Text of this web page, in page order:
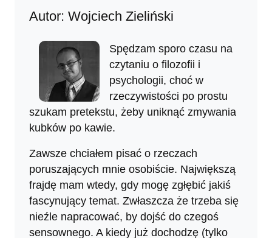
Autor: Wojciech Zieliński
Spędzam sporo czasu na
czytaniu o filozofii i
psychologii, choć w
rzeczywistości po prostu
szukam pretekstu, żeby uniknąć zmywania
kubków po kawie.
Zawsze chciałem pisać o rzeczach
poruszających mnie osobiście. Największą
frajdę mam wtedy, gdy mogę zgłębić jakiś
fascynujący temat. Zwłaszcza że trzeba się
nieźle napracować, by dojść do czegoś
sensownego. A kiedy już dochodzę (tylko